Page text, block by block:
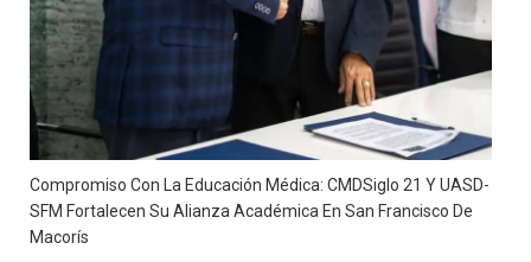
Compromiso Con La Educación Médica: CMDSiglo 21 Y UASD-
SFM Fortalecen Su Alianza Académica En San Francisco De
Macorís